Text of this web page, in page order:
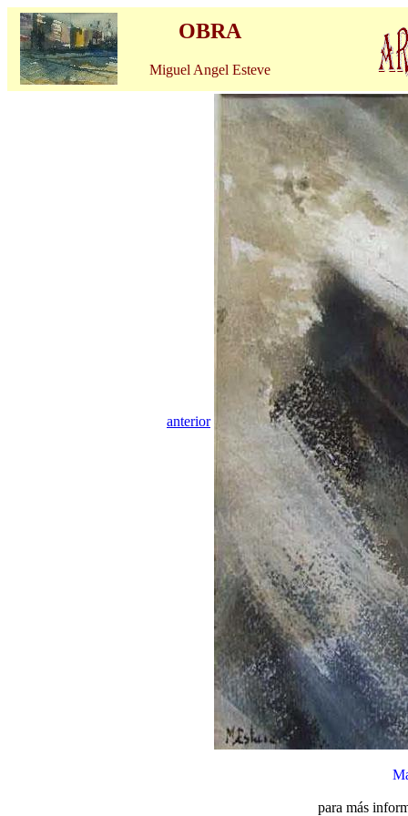
OBRA
Miguel Angel Esteve
anterior
para más